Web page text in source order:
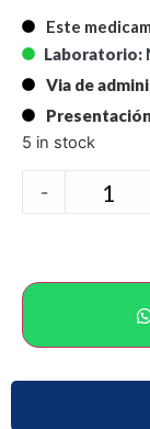
Este
Laboratorio:
Via de
5 in stock
-